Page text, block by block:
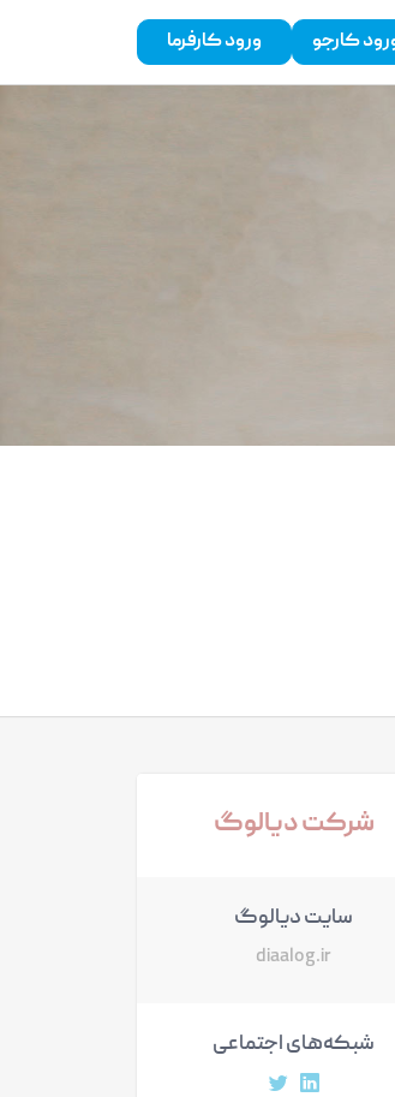
کارجو ورود کارفرما
شرکت دیالوگ
سایت دیالوگ
diaalog.ir
شبکه‌های اجتماعی
آدرس پروفایل لینکداین
آدرس پروفایل توییتر